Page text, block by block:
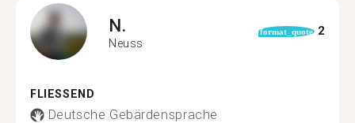
N.
Neuss
format_quote 2
FLIESSEND
Deutsche Gebärdensprache